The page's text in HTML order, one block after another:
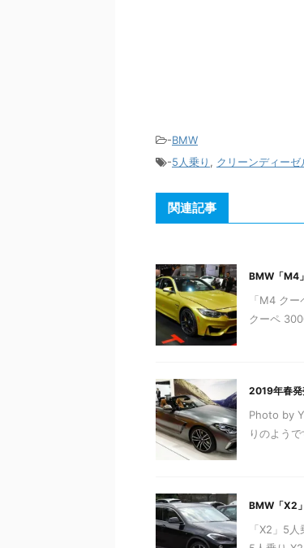
-BMW
-5人乗り , クリーンディーゼ
関連記事
BMW「M4
「M4 ク
クーペ
2019年春発
Photo by
りのよう
BMW「X2
「X2」5